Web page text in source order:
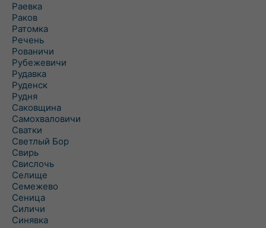
Раевка
Раков
Ратомка
Речень
Рованичи
Рубежевичи
Рудавка
Руденск
Рудня
Саковщина
Самохваловичи
Сватки
Светлый Бор
Свирь
Свислочь
Селище
Семежево
Сеница
Силичи
Синявка